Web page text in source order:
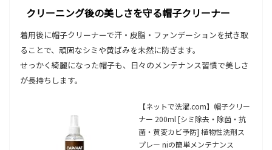
クリーニング後の美しさを守る帽子クリーナー
着用後に帽子クリーナーで汗・皮脂・ファンデーションを拭き取
ることで、頑固なシミや黄ばみを未然に防ぎます。
せっかく綺麗になった帽子も、日々のメンテナンス習慣で美しさ
が長持ちします。
【ネットで洗濯.com】帽子クリー
ナー 200ml [シミ除去・除菌・抗
菌・黄変カビ予防] 植物性洗剤ス
プレー niの簡単メンテナンス